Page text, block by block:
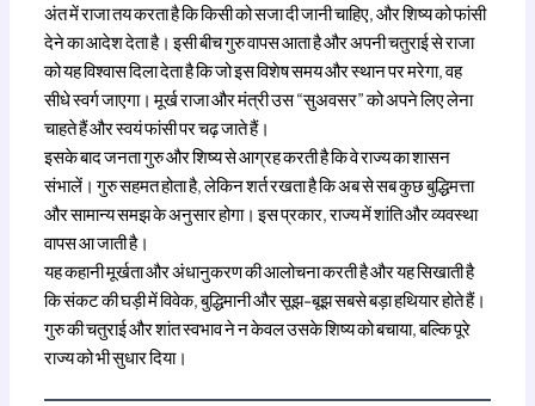
अंत में राजा तय करता है कि किसी को सजा दी जानी चाहिए, और शिष्य को फांसी
देने का आदेश देता है। इसी बीच गुरु वापस आता है और अपनी चतुराई से राजा
को यह विश्वास दिला देता है कि जो इस विशेष समय और स्थान पर मरेगा, वह
सीधे स्वर्ग जाएगा। मूर्ख राजा और मंत्री उस “सुअवसर” को अपने लिए लेना
चाहते हैं और स्वयं फांसी पर चढ़ जाते हैं।
इसके बाद जनता गुरु और शिष्य से आग्रह करती है कि वे राज्य का शासन
संभालें। गुरु सहमत होता है, लेकिन शर्त रखता है कि अब से सब कुछ बुद्धिमत्ता
और सामान्य समझ के अनुसार होगा। इस प्रकार, राज्य में शांति और व्यवस्था
वापस आ जाती है।
यह कहानी मूर्खता और अंधानुकरण की आलोचना करती है और यह सिखाती है
कि संकट की घड़ी में विवेक, बुद्धिमानी और सूझ-बूझ सबसे बड़ा हथियार होते हैं।
गुरु की चतुराई और शांत स्वभाव ने न केवल उसके शिष्य को बचाया, बल्कि पूरे
राज्य को भी सुधार दिया।